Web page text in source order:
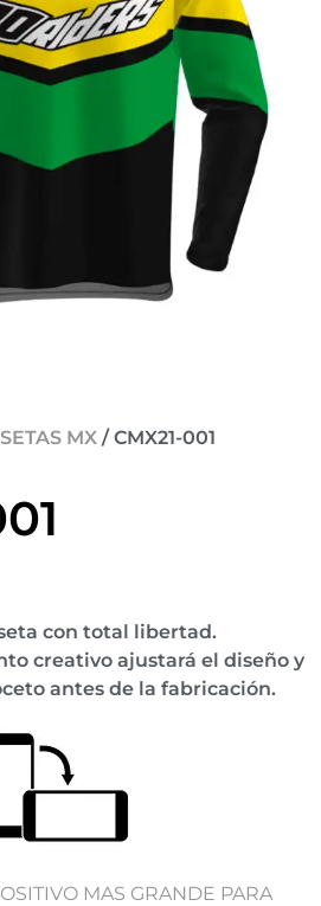
MX / CMX21-001
con total libertad.
creativo ajustará el diseño y
antes de la fabricación.
MAS GRANDE PARA